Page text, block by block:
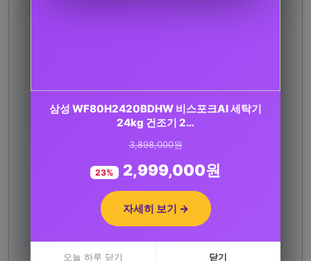
[3+1] 동국제약 마이핏 V 활성엽산 임신준비 임산
부영양 30정, 4개
100,000원
68% 31,900원
자세히 보기 →
오늘 하루 닫기 닫기
삼성 WF80H2420BDHW 비스포크AI 세탁기
24kg 건조기 2…
3,898,000원
23% 2,999,000원
자세히 보기 →
오늘 하루 닫기 닫기